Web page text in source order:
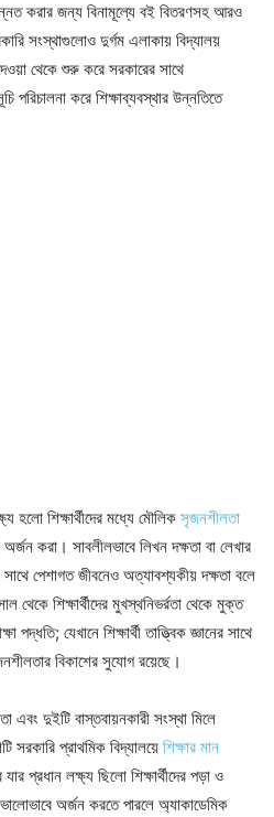
করার জন্য বিনামূল্যে বই বিতরণসহ আরও
সংস্থাগুলোও দুর্গম এলাকায় বিদ্যালয়
থেকে শুরু করে সরকারের সাথে
পরিচালনা করে শিক্ষাব্যবস্থার উন্নতিতে
হলো শিক্ষার্থীদের মধ্যে মৌলিক সৃজনশীলতা
করা। সাবলীলভাবে লিখন দক্ষতা বা লেখার
পেশাগত জীবনেও অত্যাবশ্যকীয় দক্ষতা বলে
থেকে শিক্ষার্থীদের মুখস্থনিভর্রতা থেকে মুক্ত
যেখানে শিক্ষার্থী তাত্ত্বিক জ্ঞানের সাথে
বিকাশের সুযোগ রয়েছে।
এবং দুইটি বাস্তবায়নকারী সংস্থা মিলে
সরকারি প্রাথমিক বিদ্যালয়ে শিক্ষার মান
প্রধান লক্ষ্য ছিলো শিক্ষার্থীদের পড়া ও
অর্জন করতে পারলে অ্যাকাডেমিক